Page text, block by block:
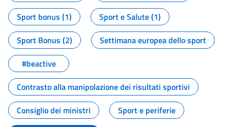
Sport bonus (1)
Sport e Salute (1)
Sport Bonus (2)
Settimana europea dello sport
#beactive
Contrasto alla manipolazione dei risultati sportivi
Consiglio dei ministri
Sport e periferie